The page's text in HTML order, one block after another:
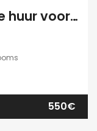
Appartement HEUSDEN te huur voor COHOUSING
550€